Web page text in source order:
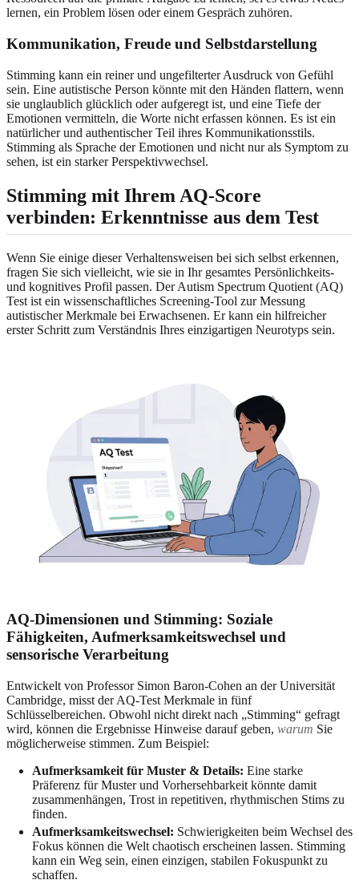
lernen, ein Problem lösen oder einem Gespräch zuhören.
Kommunikation, Freude und Selbstdarstellung
Stimming kann ein reiner und ungefilterter Ausdruck von Gefühl
sein. Eine autistische Person könnte mit den Händen flattern, wenn
sie unglaublich glücklich oder aufgeregt ist, und eine Tiefe der
Emotionen vermitteln, die Worte nicht erfassen können. Es ist ein
natürlicher und authentischer Teil ihres Kommunikationsstils.
Stimming als Sprache der Emotionen und nicht nur als Symptom zu
sehen, ist ein starker Perspektivwechsel.
Stimming mit Ihrem AQ-Score
verbinden: Erkenntnisse aus dem Test
Wenn Sie einige dieser Verhaltensweisen bei sich selbst erkennen,
fragen Sie sich vielleicht, wie sie in Ihr gesamtes Persönlichkeits-
und kognitives Profil passen. Der Autism Spectrum Quotient (AQ)
Test ist ein wissenschaftliches Screening-Tool zur Messung
autistischer Merkmale bei Erwachsenen. Er kann ein hilfreicher
erster Schritt zum Verständnis Ihres einzigartigen Neurotyps sein.
AQ-Dimensionen und Stimming: Soziale
Fähigkeiten, Aufmerksamkeitswechsel und
sensorische Verarbeitung
Entwickelt von Professor Simon Baron-Cohen an der Universität
Cambridge, misst der AQ-Test Merkmale in fünf
Schlüsselbereichen. Obwohl nicht direkt nach „Stimming“ gefragt
wird, können die Ergebnisse Hinweise darauf geben, warum Sie
möglicherweise stimmen. Zum Beispiel:
Aufmerksamkeit für Muster & Details: Eine starke
Präferenz für Muster und Vorhersehbarkeit könnte damit
zusammenhängen, Trost in repetitiven, rhythmischen Stims zu
finden.
Aufmerksamkeitswechsel: Schwierigkeiten beim Wechsel des
Fokus können die Welt chaotisch erscheinen lassen. Stimming
kann ein Weg sein, einen einzigen, stabilen Fokuspunkt zu
schaffen.